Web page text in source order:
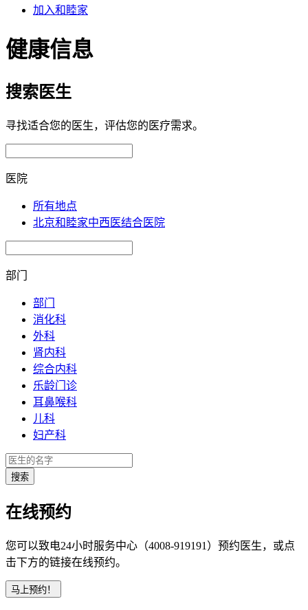
加入和睦家
健康信息
搜索医生
寻找适合您的医生，评估您的医疗需求。
医院
所有地点
北京和睦家中西医结合医院
部门
部门
消化科
外科
肾内科
综合内科
乐龄门诊
耳鼻喉科
儿科
妇产科
在线预约
您可以致电24小时服务中心（4008-919191）预约医生，或点
击下方的链接在线预约。